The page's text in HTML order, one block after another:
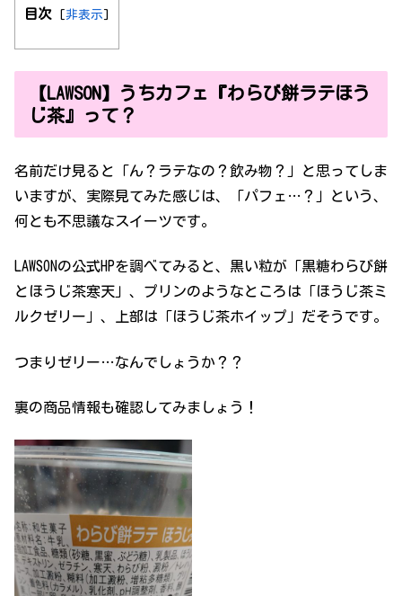
目次 [非表示 ]
【LAWSON】うちカフェ『わらび餅ラテほう
じ茶』って？
名前だけ見ると「ん？ラテなの？飲み物？」と思ってしま
いますが、実際見てみた感じは、「パフェ…？」という、
何とも不思議なスイーツです。
LAWSONの公式HPを調べてみると、黒い粒が「黒糖わらび餅
とほうじ茶寒天」、プリンのようなところは「ほうじ茶ミ
ルクゼリー」、上部は「ほうじ茶ホイップ」だそうです。
つまりゼリー…なんでしょうか？？
裏の商品情報も確認してみましょう！